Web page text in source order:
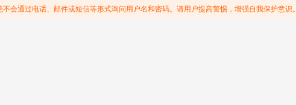
会通过电话、邮件或短信等形式询问用户名和密码。请用户提高警惕，增强自我保护意识。